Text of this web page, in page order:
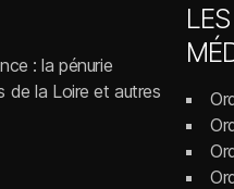
: la pénurie
de la Loire et autres